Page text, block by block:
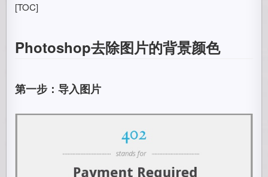
[TOC]
Photoshop去除图片的背景颜色
第一步：导入图片